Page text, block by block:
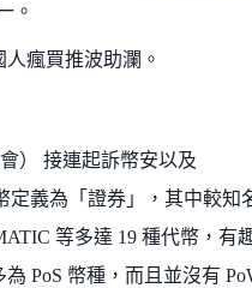
。
瘋買推波助瀾。
） 接連起訴幣安以及
定義為「證券」，其中較知
等多達 19 種代幣，有
PoS 幣種，而且並沒有